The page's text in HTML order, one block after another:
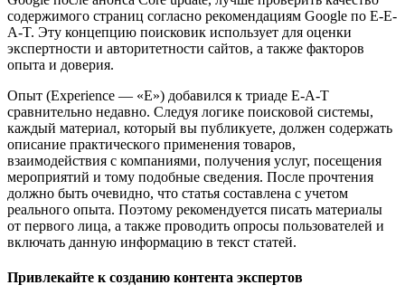
содержимого страниц согласно рекомендациям Google по E-E-
A-T. Эту концепцию поисковик использует для оценки
экспертности и авторитетности сайтов, а также факторов
опыта и доверия.
Опыт (Experience — «E») добавился к триаде E-A-T
сравнительно недавно. Следуя логике поисковой системы,
каждый материал, который вы публикуете, должен содержать
описание практического применения товаров,
взаимодействия с компаниями, получения услуг, посещения
мероприятий и тому подобные сведения. После прочтения
должно быть очевидно, что статья составлена с учетом
реального опыта. Поэтому рекомендуется писать материалы
от первого лица, а также проводить опросы пользователей и
включать данную информацию в текст статей.
Привлекайте к созданию контента экспертов